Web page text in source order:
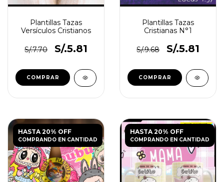
Plantillas Tazas
Versículos Cristianos
S/.7.70 S/.5.81
Plantillas Tazas
Cristianas N°1
S/.9.68 S/.5.81
HASTA 20% OFF
COMPRANDO EN CANTIDAD
HASTA 20% OFF
COMPRANDO EN CANTIDAD